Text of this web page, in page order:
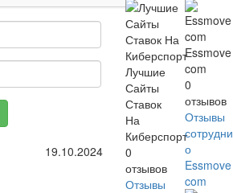
19.10.2024
Лучшие
Сайты
Ставок
На
Киберспорт
0
отзывов
Отзывы
Essmove
com
0
отзывов
Отзывы
о
Essmove
com